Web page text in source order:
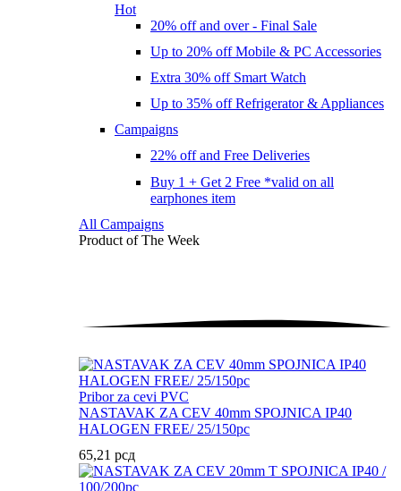
Hot
20% off and over - Final Sale
Up to 20% off Mobile & PC Accessories
Extra 30% off Smart Watch
Up to 35% off Refrigerator & Appliances
Campaigns
22% off and Free Deliveries
Buy 1 + Get 2 Free *valid on all
earphones item
All Campaigns
Product of The Week
Pribor za cevi PVC
NASTAVAK ZA CEV 40mm SPOJNICA IP40
HALOGEN FREE/ 25/150pc
65,21 рсд